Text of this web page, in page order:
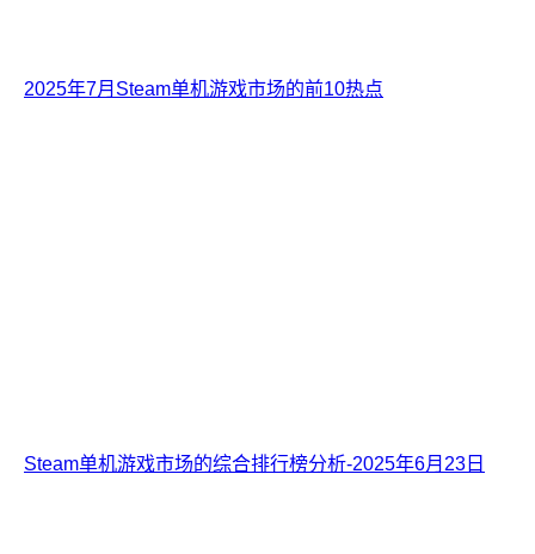
2025年7月Steam单机游戏市场的前10热点
Steam单机游戏市场的综合排行榜分析-2025年6月23日